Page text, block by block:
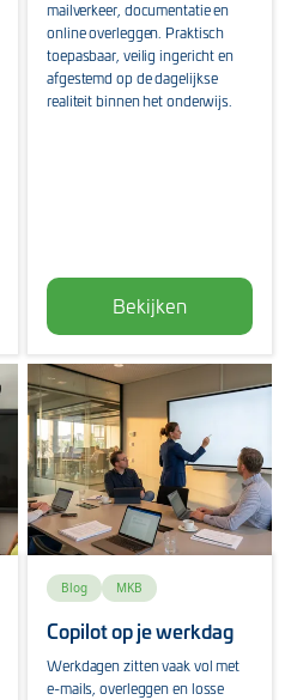
mailverkeer, documentatie en
online overleggen. Praktisch
toepasbaar, veilig ingericht en
afgestemd op de dagelijkse
realiteit binnen het onderwijs.
Bekijken
Blog MKB
Copilot op je werkdag
Werkdagen zitten vaak vol met
e-mails, overleggen en losse